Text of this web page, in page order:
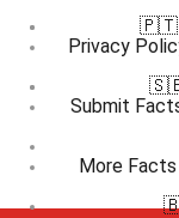
Privacy
Submit
More Facts
🇵🇹
🇸🇪